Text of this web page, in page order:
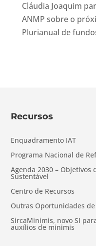
Cláudia Joaquim
ANMP sobre o
Plurianual de
Recursos
Enquadramento IAT
Programa Nacional de
Agenda 2030 – Objetivos
Sustentável
Centro de Recursos
Outras Oportunidades
SircaMinimis, novo SI
auxílios de minimis